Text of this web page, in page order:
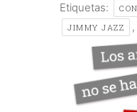
Etiquetas:
JIMMY JAZZ ,